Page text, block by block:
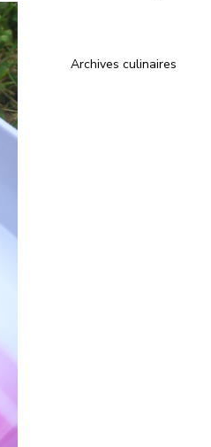
Archives culinaires